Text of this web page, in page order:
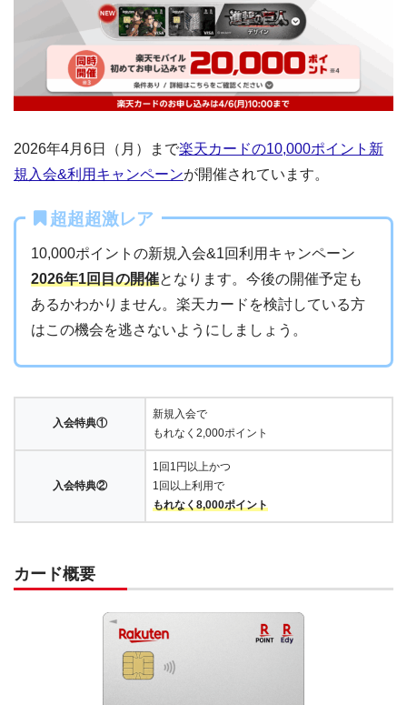
2026年4月6日（月）まで楽天カードの10,000ポイント新
規入会&利用キャンペーンが開催されています。
超超超激レア
10,000ポイントの新規入会&1回利用キャンペーン
2026年1回目の開催となります。今後の開催予定も
あるかわかりません。楽天カードを検討している方
はこの機会を逃さないようにしましょう。
入会特典①
新規入会で
もれなく2,000ポイント
入会特典②
1回1円以上かつ
1回以上利用で
もれなく8,000ポイント
カード概要